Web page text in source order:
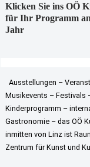
Klicken Sie ins OÖ
für Ihr Programm
Jahr
Ausstellungen –
Musikevents – Festivals
Kinderprogramm –
Gastronomie – das OÖ
inmitten von Linz ist
Zentrum für Kunst und